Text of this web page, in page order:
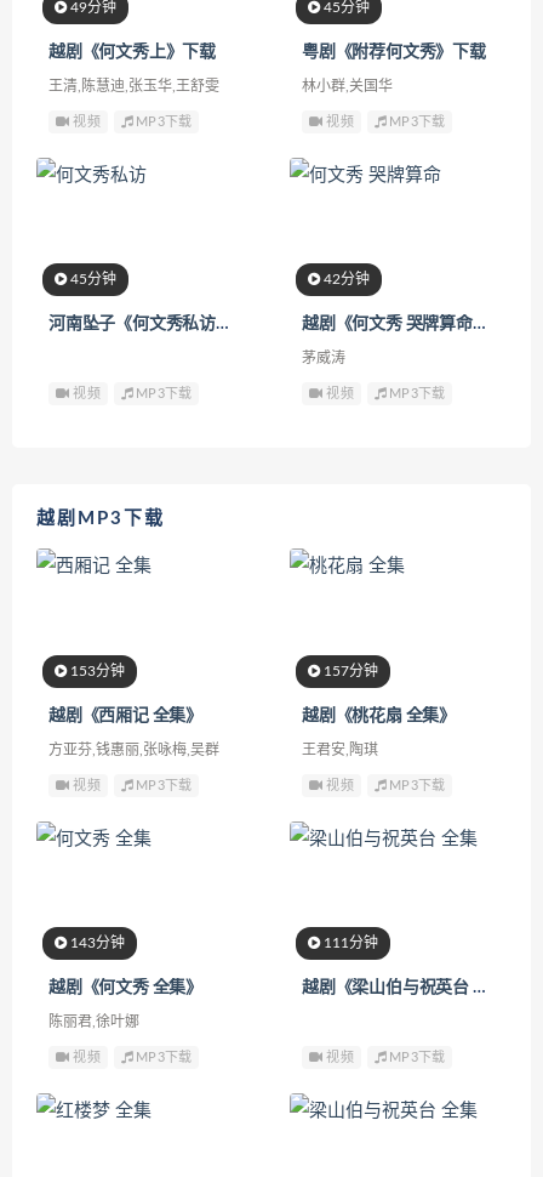
49分钟
越剧《何文秀上》下载
王清,陈慧迪,张玉华,王舒雯
视频 MP3下载
45分钟
粤剧《附荐何文秀》下载
林小群,关国华
视频 MP3下载
45分钟
河南坠子《何文秀私访》下载
视频 MP3下载
42分钟
越剧《何文秀 哭牌算命》下载
茅威涛
视频 MP3下载
越剧MP3下载
153分钟
越剧《西厢记 全集》
方亚芬,钱惠丽,张咏梅,吴群
视频 MP3下载
157分钟
越剧《桃花扇 全集》
王君安,陶琪
视频 MP3下载
143分钟
越剧《何文秀 全集》
陈丽君,徐叶娜
视频 MP3下载
111分钟
越剧《梁山伯与祝英台 全集》
视频 MP3下载